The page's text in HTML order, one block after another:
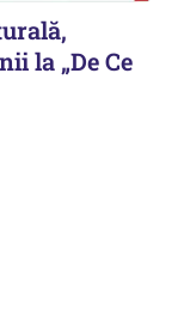
la „De Ce